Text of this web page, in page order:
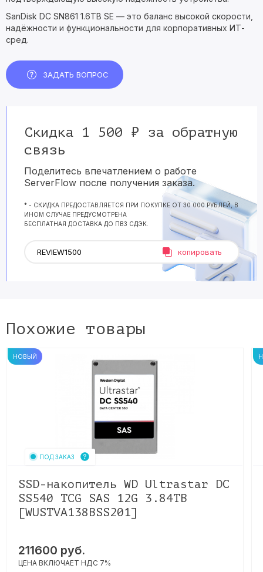
SanDisk DC SN861 1.6TB SE — это баланс высокой скорости,
надёжности и функциональности для корпоративных ИТ-
сред.
ЗАДАТЬ ВОПРОС
Скидка 1 500 ₽ за обратную
связь
Поделитесь впечатлением о работе
ServerFlow после получения заказа.
* - СКИДКА ПРЕДОСТАВЛЯЕТСЯ ПРИ ПОКУПКЕ ОТ 30 000 РУБЛЕЙ, В
ИНОМ СЛУЧАЕ ПРЕДУСМОТРЕНА
БЕСПЛАТНАЯ ДОСТАВКА ДО ПВЗ СДЭК.
копировать
Похожие товары
НОВЫЙ
ПОД ЗАКАЗ
SSD-накопитель WD Ultrastar DC
SS540 TCG SAS 12G 3.84TB
[WUSTVA138BSS201]
211600 руб.
ЦЕНА ВКЛЮЧАЕТ НДС 7%